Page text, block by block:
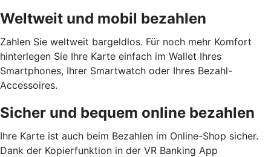
Weltweit und mobil bezahlen
Zahlen Sie weltweit bargeldlos. Für noch mehr Komfort
hinterlegen Sie Ihre Karte einfach im Wallet Ihres
Smartphones, Ihrer Smartwatch oder Ihres Bezahl-
Accessoires.
Sicher und bequem online bezahlen
Ihre Karte ist auch beim Bezahlen im Online-Shop sicher.
Dank der Kopierfunktion in der VR Banking App